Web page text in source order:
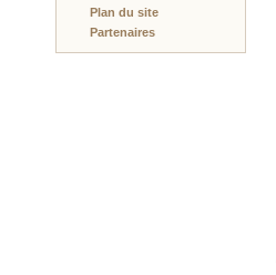
Plan du site
Partenaires